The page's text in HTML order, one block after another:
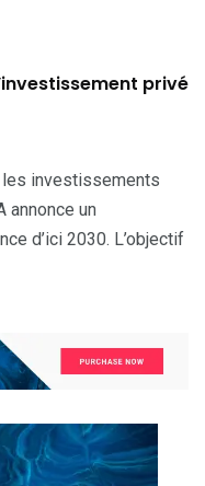
privé
les investissements
annonce un
d’ici 2030. L’objectif